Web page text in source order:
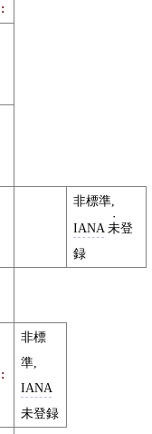
:
非標準,
IANA 未登
録
:
非標
準,
IANA
未登録